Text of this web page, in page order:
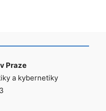
Praze
a kybernetiky